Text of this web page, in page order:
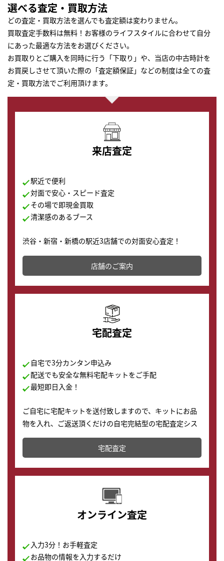
選べる査定・買取方法
どの査定・買取方法を選んでも査定額は変わりません。
買取査定手数料は無料！お客様のライフスタイルに合わせて自分
にあった最適な方法をお選びください。
お買取りとご購入を同時に行う「下取り」や、当店の中古時計を
お買戻しさせて頂いた際の「査定額保証」などの制度は全ての査
定・買取方法でご利用頂けます。
来店査定
駅近で便利
対面で安心・スピード査定
その場で即現金買取
清潔感のあるブース
渋谷・新宿・新橋の駅近3店舗での対面安心査定！
その場で現金買取致します。渋谷本店では、時計販売の
店舗を併設しており、下取りに出してお得に新しい時計
の購入もできます♪
店舗のご案内
宅配査定
自宅で3分カンタン申込み
配送でも安全な無料宅配キットをご手配
最短即日入金！
ご自宅に宅配キットを送付致しますので、キットにお品
物を入れ、ご返送頂くだけの自宅完結型の宅配査定シス
テムです。
配送でも簡単&安全に査定・買取に出すことが可能で
す。
宅配査定
オンライン査定
入力3分！お手軽査定
お品物の情報を入力するだけ